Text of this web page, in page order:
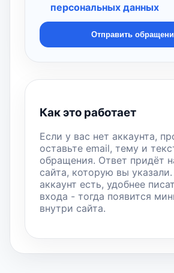
персональных данных
Отправить
Как это работает
Если у вас нет аккаунта,
оставьте email, тему и
обращения. Ответ придёт
сайта, которую вы
аккаунт есть, удобнее
входа - тогда появится
внутри сайта.